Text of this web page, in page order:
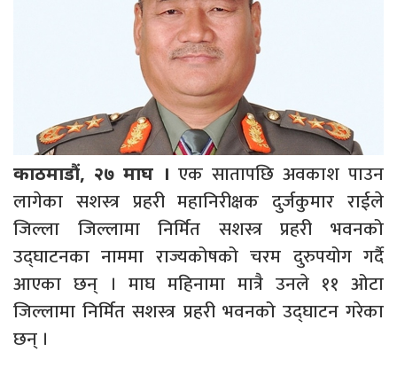
काठमाडौं, २७ माघ । एक सातापछि अवकाश पाउन
लागेका सशस्त्र प्रहरी महानिरीक्षक दुर्जकुमार राईले
जिल्ला जिल्लामा निर्मित सशस्त्र प्रहरी भवनको
उद्घाटनका नाममा राज्यकोषको चरम दुरुपयोग गर्दै
आएका छन् । माघ महिनामा मात्रै उनले ११ ओटा
जिल्लामा निर्मित सशस्त्र प्रहरी भवनको उद्घाटन गरेका
छन् ।